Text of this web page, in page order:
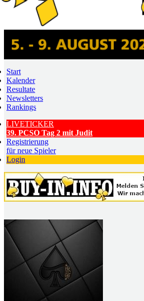
Start
Kalender
Resultate
Newsletters
Rankings
LIVETICKER
39. PCSO Tag 2 mit Judit
Registrierung
für neue Spieler
Login